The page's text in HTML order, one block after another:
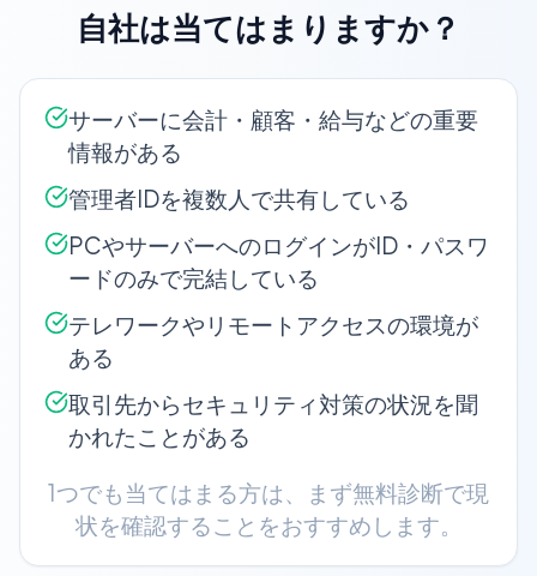
自社は当てはまりますか？
サーバーに会計・顧客・給与などの重要
情報がある
管理者IDを複数人で共有している
PCやサーバーへのログインがID・パスワ
ードのみで完結している
テレワークやリモートアクセスの環境が
ある
取引先からセキュリティ対策の状況を聞
かれたことがある
1つでも当てはまる方は、まず無料診断で現
状を確認することをおすすめします。